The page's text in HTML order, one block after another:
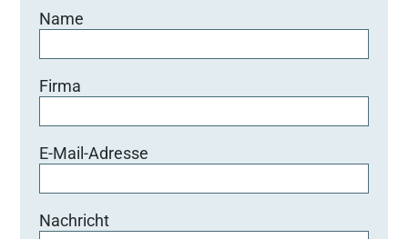
Name
Firma
E-Mail-Adresse
Nachricht